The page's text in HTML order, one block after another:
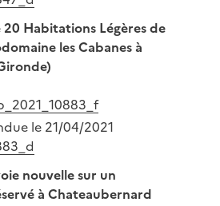
Habitations Légères de
les Cabanes à
le 21/04/2021
nouvelle sur un
à Chateaubernard